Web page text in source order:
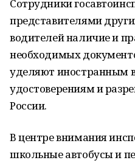
Сотрудники
представителями
водителей наличие и
необходимых
уделяют иностранным
удостоверениям и
России.
В центре внимания
школьные автобусы и